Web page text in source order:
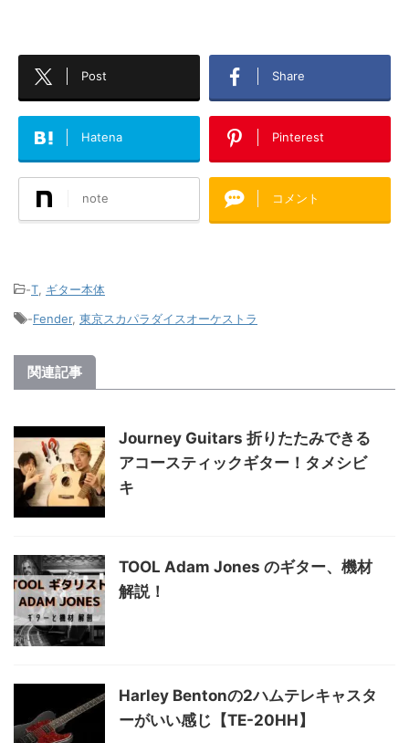
Post Share
Hatena Pinterest
note コメント
-T ギター本体
-Fender, 東京スカパラダイスオーケストラ
関連記事
Journey Guitars 折りたたみできる
アコースティックギター！タメシビ
キ
TOOL Adam Jones のギター、機材
解説！
Harley Bentonの2ハムテレキャスタ
ーがいい感じ【TE-20HH】